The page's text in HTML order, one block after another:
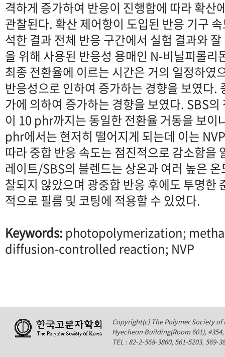
격하게 증가하여 반응이 진행함에 따라 확산
관찰된다. 확산 제어항이 도입된 반응 기구
석한 결과 전체 반응 구간에서 실험 결과와
을 위해 사용된 반응성 용매인 N-비닐피롤리
최종 전환율에 이르는 시간은 거의 일정하였
반응성으로 인하여 증가하는 경향을 보였다.
가에 의하여 증가하는 경향을 보였다. SBS
이 10 phr까지는 동일한 전환율 거동을 보이
phr에서는 현저히 떨어지게 되는데 이는
따라 중합 반응 속도는 점진적으로 감소함을
레이트/SBS의 블렌드는 상온과 여러 높은
찰되지 않았으며 광중합 반응 후에도 투명한
적으로 필름 및 코팅에 적용할 수 있었다.
Keywords: photopolymerization;
diffusion-controlled reaction; NVP
Copyright(c) The Polymer Society of
Hyecheon Building(Room 601),
TEL : 82-2-568-3860, 561-5203,